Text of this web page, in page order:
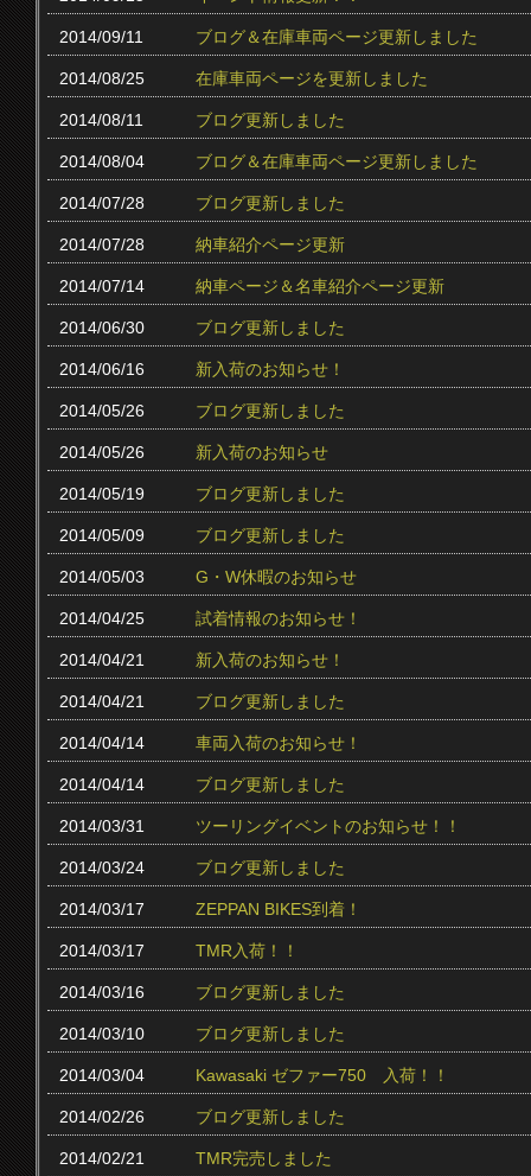
2014/09/11 ブログ＆在庫車両ページ更新しました
2014/08/25 在庫車両ページを更新しました
2014/08/11 ブログ更新しました
2014/08/04 ブログ＆在庫車両ページ更新しました
2014/07/28 ブログ更新しました
2014/07/28 納車紹介ページ更新
2014/07/14 納車ページ＆名車紹介ページ更新
2014/06/30 ブログ更新しました
2014/06/16 新入荷のお知らせ！
2014/05/26 ブログ更新しました
2014/05/26 新入荷のお知らせ
2014/05/19 ブログ更新しました
2014/05/09 ブログ更新しました
2014/05/03 G・W休暇のお知らせ
2014/04/25 試着情報のお知らせ！
2014/04/21 新入荷のお知らせ！
2014/04/21 ブログ更新しました
2014/04/14 車両入荷のお知らせ！
2014/04/14 ブログ更新しました
2014/03/31 ツーリングイベントのお知らせ！！
2014/03/24 ブログ更新しました
2014/03/17 ZEPPAN BIKES到着！
2014/03/17 TMR入荷！！
2014/03/16 ブログ更新しました
2014/03/10 ブログ更新しました
2014/03/04 Kawasaki ゼファー750 入荷！！
2014/02/26 ブログ更新しました
2014/02/21 TMR完売しました